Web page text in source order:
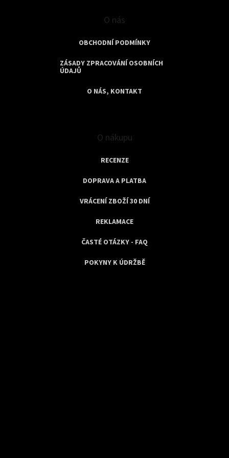
s
O nás
OBCHODNÍ PODMÍNKY
ZÁSADY ZPRACOVÁNÍ OSOBNÍCH
ÚDAJŮ
O NÁS, KONTAKT
O nákupu
RECENZE
DOPRAVA A PLATBA
VRÁCENÍ ZBOŽÍ 30 DNÍ
REKLAMACE
ČASTÉ OTÁZKY - FAQ
POKYNY K ÚDRŽBĚ